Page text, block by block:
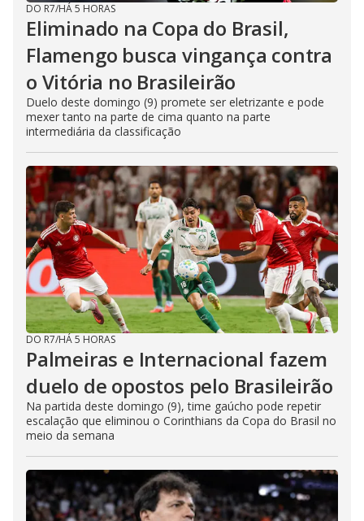
DO R7/HÁ 5 HORAS
Eliminado na Copa do Brasil,
Flamengo busca vingança contra
o Vitória no Brasileirão
Duelo deste domingo (9) promete ser eletrizante e pode
mexer tanto na parte de cima quanto na parte
intermediária da classificação
DO R7/HÁ 5 HORAS
Palmeiras e Internacional fazem
duelo de opostos pelo Brasileirão
Na partida deste domingo (9), time gaúcho pode repetir
escalação que eliminou o Corinthians da Copa do Brasil no
meio da semana